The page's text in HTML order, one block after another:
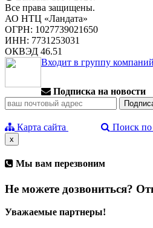
Все права защищены.
АО НТЦ «Ландата»
ОГРН: 1027739021650
ИНН: 7731253031
ОКВЭД 46.51
Входит в группу
Подписка на новости
Карта сайта Поиск по
x
Мы вам перезвоним
Не можете дозвониться?
Уважаемые партнеры!